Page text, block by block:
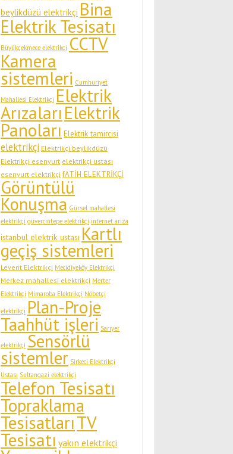
beylikdüzü elektrikçi Bina
Elektrik Tesisatı
Büyükçekmece elektrikçi CCTV
Kamera
sistemleri Cumhuriyet
Mahallesi Elektrikçi Elektrik
ArızalarıElektrik
Panoları Elektrik tamircisi
elektrikçi Elektrikçi beylikdüzü
Elektrikçi esenyurt elektrikçi ustası
esenyurt elektrikçi fATİH ELEKTRİKÇİ
Görüntülü
Konuşma Gürsel mahallesi
elektrikçi güvercintepe elektrikçi internet arıza
istanbul elektrik ustası Kartlı
geçiş sistemleri
Levent Elektrikçi Mecidiyeköy Elektrikçi
Merkez mahallesi elektrikçi Merter
Elektrikçi Mimaroba Elektrikçi Nöbetçi
elektrikçi Plan-Proje
Taahhüt işleri Sarıyer
elektrikçi Sensörlü
sistemler Sirkeci Elektrikçi
Ustası Sultangazi elektrikçi
Telefon Tesisatı
Topraklama
TesisatlarıTV
Tesisatı yakın elektrikçi